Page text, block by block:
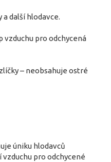
a další hlodavce.
pro odchycená
– neobsahuje ostré
úniku hlodavců
pro odchycené